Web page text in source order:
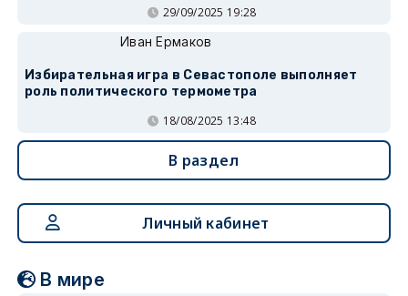
29/09/2025 19:28
Иван Ермаков
Избирательная игра в Севастополе выполняет
роль политического термометра
18/08/2025 13:48
В раздел
Личный кабинет
В мире